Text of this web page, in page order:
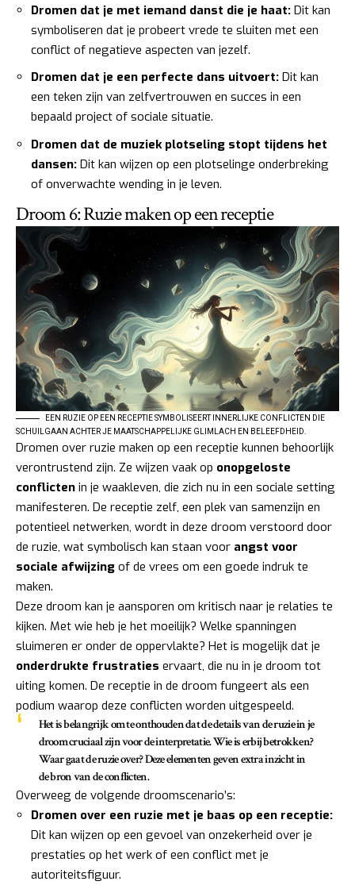
Dromen dat je met iemand danst die je haat: Dit kan
symboliseren dat je probeert vrede te sluiten met een
conflict of negatieve aspecten van jezelf.
Dromen dat je een perfecte dans uitvoert: Dit kan
een teken zijn van zelfvertrouwen en succes in een
bepaald project of sociale situatie.
Dromen dat de muziek plotseling stopt tijdens het
dansen: Dit kan wijzen op een plotselinge onderbreking
of onverwachte wending in je leven.
Droom 6: Ruzie maken op een receptie
EEN RUZIE OP EEN RECEPTIE SYMBOLISEERT INNERLIJKE CONFLICTEN DIE
SCHUILGAAN ACHTER JE MAATSCHAPPELIJKE GLIMLACH EN BELEEFDHEID.
Dromen over ruzie maken op een receptie kunnen behoorlijk
verontrustend zijn. Ze wijzen vaak op onopgeloste
conflicten in je waakleven, die zich nu in een sociale setting
manifesteren. De receptie zelf, een plek van samenzijn en
potentieel netwerken, wordt in deze droom verstoord door
de ruzie, wat symbolisch kan staan voor angst voor
sociale afwijzing of de vrees om een goede indruk te
maken.
Deze droom kan je aansporen om kritisch naar je relaties te
kijken. Met wie heb je het moeilijk? Welke spanningen
sluimeren er onder de oppervlakte? Het is mogelijk dat je
onderdrukte frustraties ervaart, die nu in je droom tot
uiting komen. De receptie in de droom fungeert als een
podium waarop deze conflicten worden uitgespeeld.
Het is belangrijk om te onthouden dat de details van de ruzie in je
droom cruciaal zijn voor de interpretatie. Wie is erbij betrokken?
Waar gaat de ruzie over? Deze elementen geven extra inzicht in
de bron van de conflicten.
Overweeg de volgende droomscenario’s:
Dromen over een ruzie met je baas op een receptie:
Dit kan wijzen op een gevoel van onzekerheid over je
prestaties op het werk of een conflict met je
autoriteitsfiguur.